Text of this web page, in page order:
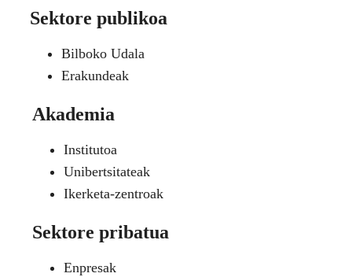
Sektore publikoa
Bilboko Udala
Erakundeak
Akademia
Institutoa
Unibertsitateak
Ikerketa-zentroak
Sektore pribatua
Enpresak